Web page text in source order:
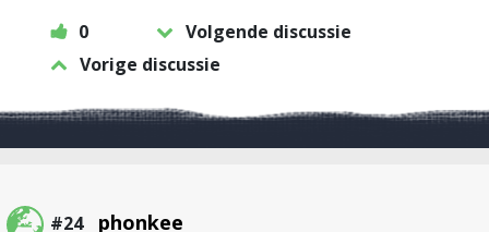
0
Volgende discussie
Vorige discussie
#24 phonkee